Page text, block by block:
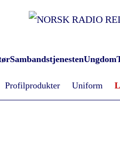
SambandstjenestenUngdom
Profilprodukter Uniform